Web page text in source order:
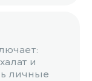
и
личные